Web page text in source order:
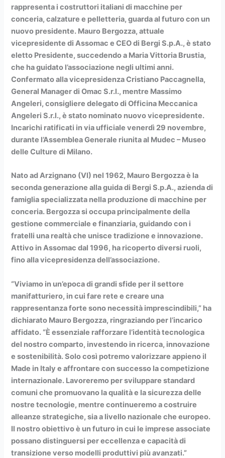
rappresenta i costruttori italiani di macchine per
conceria, calzature e pelletteria, guarda al futuro con un
nuovo presidente. Mauro Bergozza, attuale
vicepresidente di Assomac e CEO di Bergi S.p.A., è stato
eletto Presidente, succedendo a Maria Vittoria Brustia,
che ha guidato l’associazione negli ultimi anni.
Confermato alla vicepresidenza Cristiano Paccagnella,
General Manager di Omac S.r.l., mentre Massimo
Angeleri, consigliere delegato di Officina Meccanica
Angeleri S.r.l., è stato nominato nuovo vicepresidente.
Incarichi ratificati in via ufficiale venerdì 29 novembre,
durante l’Assemblea Generale riunita al Mudec – Museo
delle Culture di Milano.
Nato ad Arzignano (VI) nel 1962, Mauro Bergozza è la
seconda generazione alla guida di Bergi S.p.A., azienda di
famiglia specializzata nella produzione di macchine per
conceria. Bergozza si occupa principalmente della
gestione commerciale e finanziaria, guidando con i
fratelli una realtà che unisce tradizione e innovazione.
Attivo in Assomac dal 1996, ha ricoperto diversi ruoli,
fino alla vicepresidenza dell’associazione.
“Viviamo in un’epoca di grandi sfide per il settore
manifatturiero, in cui fare rete e creare una
rappresentanza forte sono necessità imprescindibili,” ha
dichiarato Mauro Bergozza, ringraziando per l’incarico
affidato. “È essenziale rafforzare l’identità tecnologica
del nostro comparto, investendo in ricerca, innovazione
e sostenibilità. Solo così potremo valorizzare appieno il
Made in Italy e affrontare con successo la competizione
internazionale. Lavoreremo per sviluppare standard
comuni che promuovano la qualità e la sicurezza delle
nostre tecnologie, mentre continueremo a costruire
alleanze strategiche, sia a livello nazionale che europeo.
Il nostro obiettivo è un futuro in cui le imprese associate
possano distinguersi per eccellenza e capacità di
transizione verso modelli produttivi più avanzati.”